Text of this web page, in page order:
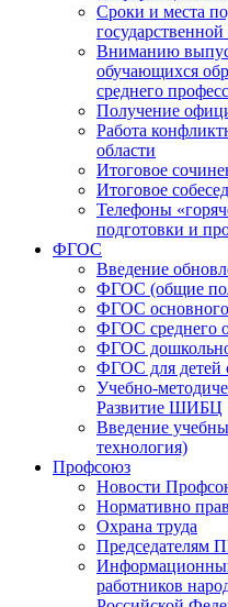
Сроки и места
Вниманию
обучающихся
среднего
Получение
Работа
области
Итоговое
Итоговое
Телефоны
подготовки и
ФГОС
Введение
ФГОС (общие
ФГОС основного
ФГОС среднего
ФГОС
ФГОС для детей
Учебно-
Развитие ШИБЦ
Введение
технология)
Профсоюз
Новости
Нормативно
Охрана труда
Председателям
работников